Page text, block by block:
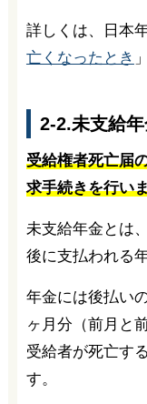
詳しくは、日本
亡くなったとき
2-2.未支給
受給権者死亡届
求手続きを行い
未支給年金とは
後に支払われる
年金には後払い
ヶ月分（前月と
受給者が死亡す
す。